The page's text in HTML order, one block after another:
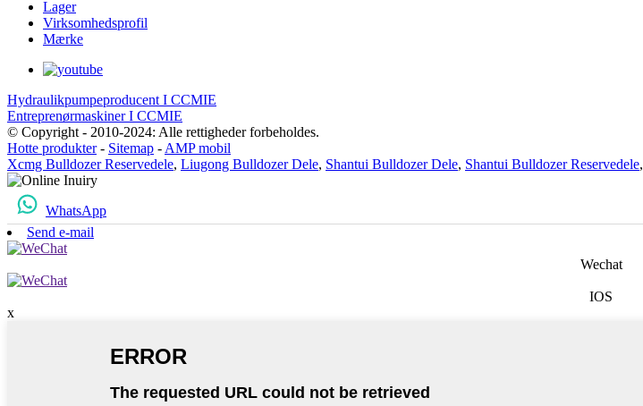
Lager
Virksomhedsprofil
Mærke
Hydraulikpumpeproducent I CCMIE
Entreprenørmaskiner I CCMIE
© Copyright - 2010-2024: Alle rettigheder forbeholdes.
Hotte produkter- Sitemap - AMP mobil
Xcmg Bulldozer Reservedele, Liugong Bulldozer Dele, Shantui Bulldozer Dele, Shantui Bulldozer Reservedele,
WhatsApp
Send e-mail
Wechat
IOS
x